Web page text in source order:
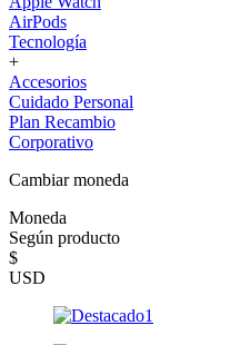
AirPods
Tecnología
+
Accesorios
Cuidado Personal
Plan Recambio
Corporativo
Cambiar moneda
Moneda
Según producto
$
USD